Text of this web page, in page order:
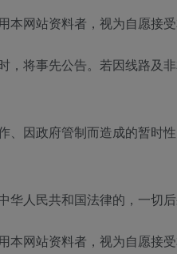
网站资料者，视为自愿接受
，将事先公告。若因线路及
、因政府管制而造成的暂时
人民共和国法律的，一切
网站资料者，视为自愿接受